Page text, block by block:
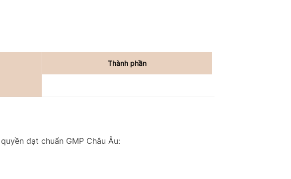
Thành phần
đạt chuẩn GMP Châu Âu: